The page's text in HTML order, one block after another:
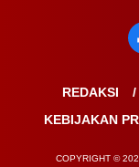
REDAKSI
KEBIJAKAN
COPYRIGHT ©